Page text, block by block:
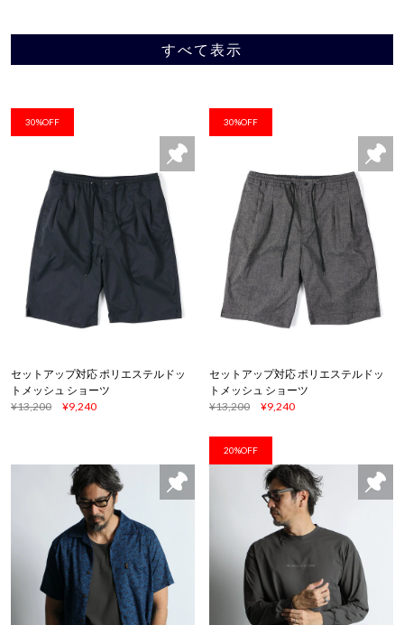
すべて表示
30%OFF
セットアップ対応 ポリエステルドッ
トメッシュ ショーツ
¥13,200
¥9,240
30%OFF
セットアップ対応 ポリエステルドッ
トメッシュ ショーツ
¥13,200
¥9,240
20%OFF